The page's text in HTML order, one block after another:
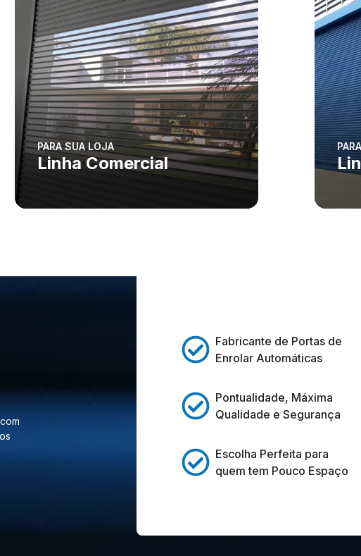
PARA SUA LOJA
Linha Comercial
com
Fabricante de Portas de
Enrolar Automáticas
Pontualidade, Máxima
Qualidade e Segurança
Escolha Perfeita para
quem tem Pouco Espaço